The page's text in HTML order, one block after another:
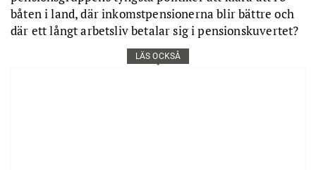
båten i land, där inkomstpensionerna blir bättre och
där ett långt arbetsliv betalar sig i pensionskuvertet?
LÄS OCKSÅ